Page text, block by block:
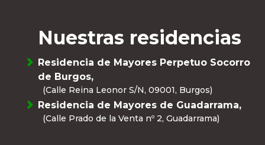
Nuestras residencias
Residencia de Mayores Perpetuo Socorro
de Burgos,
(Calle Reina Leonor S/N, 09001, Burgos)
Residencia de Mayores de Guadarrama,
(Calle Prado de la Venta nº 2, Guadarrama)